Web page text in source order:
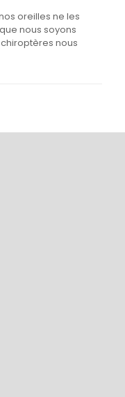
oreilles ne les
nous soyons
nous